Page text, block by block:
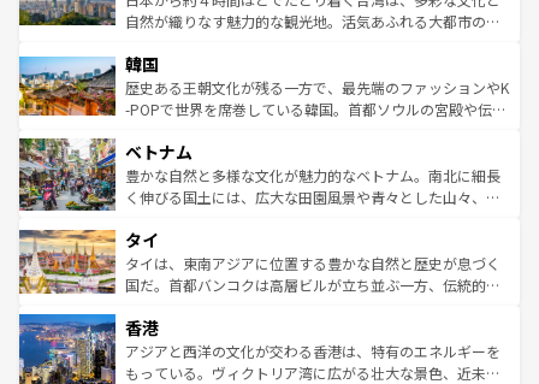
っている。訪れるたびに新しい発見と感動が待っているハ
はコンテンツ一覧
ど、見どころがたくさん。また、カフェやワイン、オージ
いる。アクティビティも充実しており、サーフィンやダイ
ビング、ハイキングなど、アウトドア好きにはたまらな
い。オーストラリアの多彩な魅力を存分に味わいつくそ
参照してほしい。
自然が織りなす魅力的な観光地。活気あふれる大都市の台
ン）、静ひつな山岳地帯である台湾東部など、都市の喧騒
と山間の静けさが共存しており、訪れる人に新しい発見と
驚きをもたらしてくれる。また、奥深い台湾の食文化も魅
容にもいいと評判のスイーツなど、バラエティ豊かな料理
が味わえる。 なお、新着の台湾情報は コンテンツ一覧を参
照してほしい。
韓国
歴史ある王朝文化が残る一方で、最先端のファッションやK
-POPで世界を席巻している韓国。首都ソウルの宮殿や伝統
き、地方に足を延ばせば四季折々の自然美を楽しむことが
できる。そして、キムチや焼肉、絶品のストリートフード
まで、さまざまな韓国料理が待っている。夜には、韓国な
リティに包まれながら、韓国の多彩な魅力を心ゆくまで味
わってみてほしい。 なお、新着の韓国情報はコンテンツ一
覧を参照してほしい。
ベトナム
豊かな自然と多様な文化が魅力的なベトナム。南北に細長
く伸びる国土には、広大な田園風景や青々とした山々、世
急速な発展と共に伝統が息づく。ハノイの古い町並みやホ
ーチミン市のフランス統治時代の建物も、独特の雰囲気を
醸し出している。また、バラエティの豊かさとおいしさで
とつ。フォーやバインミー、ベトナムコーヒーなどは、ぜ
ひ現地で味わいたい。どの地域を訪れてもあたたかい人々
が旅行者を迎えてくれるので、きっと忘れられない旅にな
タイ
タイは、東南アジアに位置する豊かな自然と歴史が息づく
国だ。首都バンコクは高層ビルが立ち並ぶ一方、伝統的な
の活気が交差している。北部ではチェンマイなどの山岳地
帯で自然と触れ合い、南部ではプーケットやクラビの美し
いビーチでリゾート気分を楽しむことができる。タイ料理
香港
アジアと西洋の文化が交わる香港は、特有のエネルギーを
もっている。ヴィクトリア湾に広がる壮大な景色、近未来